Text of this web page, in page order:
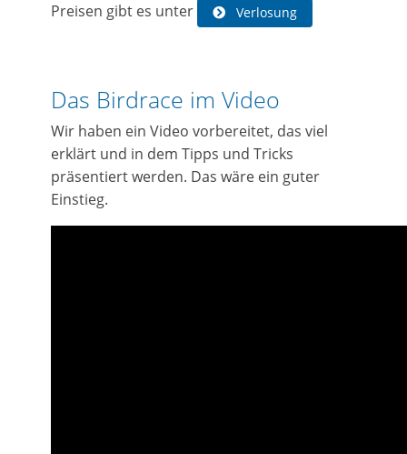
Preisen gibt es unter
Verlosung
Das Birdrace im Video
Wir haben ein Video vorbereitet, das viel
erklärt und in dem Tipps und Tricks
präsentiert werden. Das wäre ein guter
Einstieg.